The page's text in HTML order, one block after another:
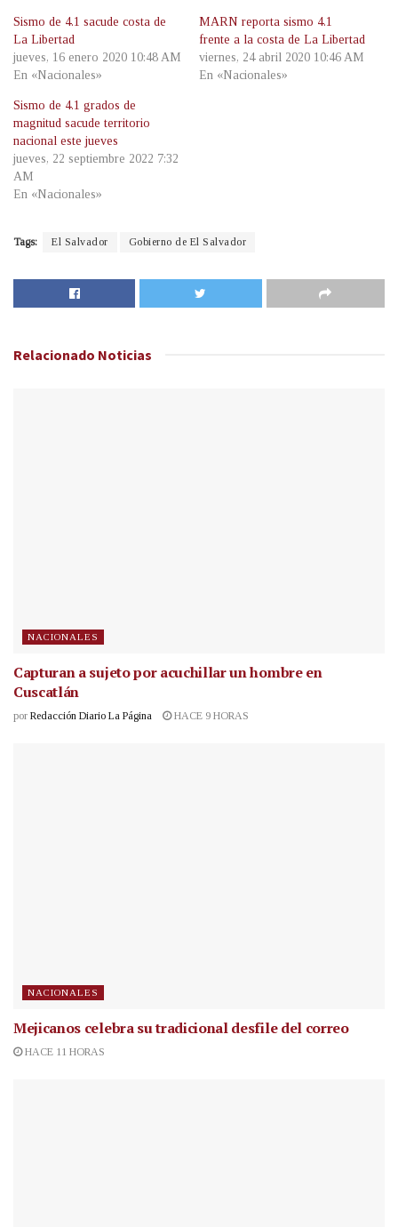
Sismo de 4.1 sacude costa de
La Libertad
jueves, 16 enero 2020 10:48 AM
En «Nacionales»
MARN reporta sismo 4.1
frente a la costa de La Libertad
viernes, 24 abril 2020 10:46 AM
En «Nacionales»
Sismo de 4.1 grados de
magnitud sacude territorio
nacional este jueves
jueves, 22 septiembre 2022 7:32
AM
En «Nacionales»
Tags: El Salvador Gobierno de El Salvador
Relacionado Noticias
NACIONALES
Capturan a sujeto por acuchillar un hombre en
Cuscatlán
por Redacción Diario La Página HACE 9 HORAS
NACIONALES
Mejicanos celebra su tradicional desfile del correo
HACE 11 HORAS